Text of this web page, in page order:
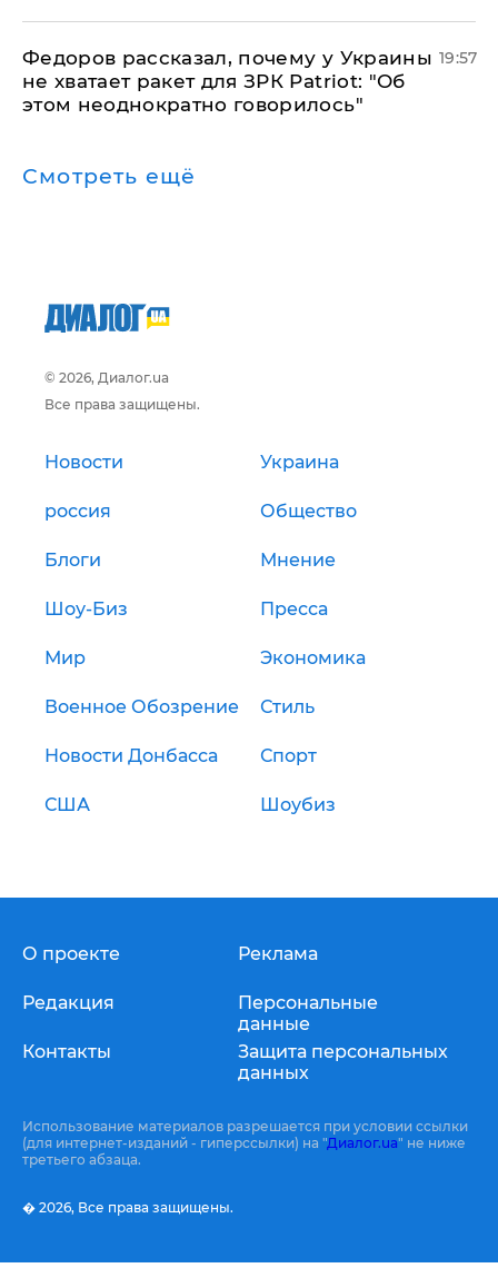
Федоров рассказал, почему у Украины
не хватает ракет для ЗРК Patriot: "Об
этом неоднократно говорилось"
19:57
Смотреть ещё
© 2026, Диалог.ua
Все права защищены.
Новости Украина
россия Общество
Блоги Мнение
Шоу-Биз Пресса
Мир Экономика
Военное Обозрение Стиль
Новости Донбасса Спорт
США Шоубиз
О проекте
Редакция
Контакты
Реклама
Персональные
данные
Защита персональных
данных
Использование материалов разрешается при условии ссылки
(для интернет-изданий - гиперссылки) на "Диалог.ua" не ниже
третьего абзаца.
� 2026, Все права защищены.